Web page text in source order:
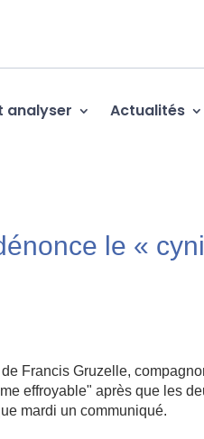
analyser Actualités
le «
Francis Gruzelle,
effroyable" après que les
mardi un communiqué.